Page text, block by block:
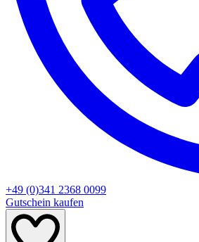
+49 (0)341 2368 0099
Gutschein kaufen